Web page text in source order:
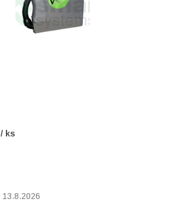
/ ks
13.8.2026